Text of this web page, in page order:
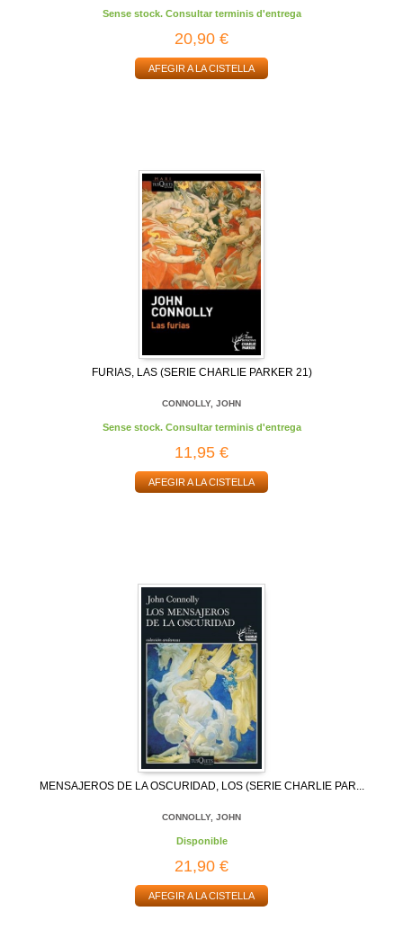
Sense stock. Consultar terminis d'entrega
20,90 €
AFEGIR A LA CISTELLA
FURIAS, LAS (SERIE CHARLIE PARKER 21)
CONNOLLY, JOHN
Sense stock. Consultar terminis d'entrega
11,95 €
AFEGIR A LA CISTELLA
MENSAJEROS DE LA OSCURIDAD, LOS (SERIE CHARLIE PAR...
CONNOLLY, JOHN
Disponible
21,90 €
AFEGIR A LA CISTELLA